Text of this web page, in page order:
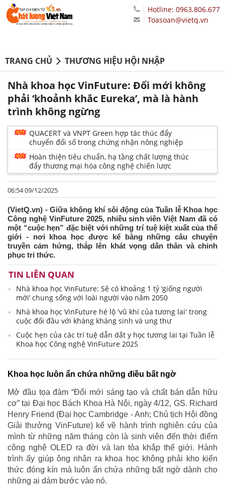
Hotline: 0963.806.677
Toasoan@vietq.vn
TRANG CHỦ THƯƠNG HIỆU HỘI NHẬP
Nhà khoa học VinFuture: Đổi mới không
phải ‘khoảnh khắc Eureka’, mà là hành
trình không ngừng
QUACERT và VNPT Green hợp tác thúc đẩy
chuyển đổi số trong chứng nhận nông nghiệp
Hoàn thiện tiêu chuẩn, hạ tầng chất lượng thúc
đẩy thương mại hóa công nghệ chiến lược
06:54 09/12/2025
(VietQ.vn) - Giữa không khí sôi động của Tuần lễ Khoa học
Công nghệ VinFuture 2025, nhiều sinh viên Việt Nam đã có
một “cuộc hẹn” đặc biệt với những trí tuệ kiệt xuất của thế
giới - nơi khoa học được kể bằng những câu chuyện
truyền cảm hứng, thắp lên khát vọng dấn thân và chinh
phục tri thức.
TIN LIÊN QUAN
Nhà khoa học VinFuture: Sẽ có khoảng 1 tỷ ‘giống người
mới’ chung sống với loài người vào năm 2050
Nhà khoa học VinFuture hé lộ 'vũ khí của tương lai' trong
cuộc đối đầu với kháng kháng sinh và ung thư
Cuộc hẹn của các trí tuệ dẫn dắt y học tương lai tại Tuần lễ
Khoa học Công nghệ VinFuture 2025
Khoa học luôn ẩn chứa những điều bất ngờ
Mở đầu tọa đàm “Đổi mới sáng tạo và chất bán dẫn hữu
cơ” tại Đại học Bách Khoa Hà Nội, ngày 4/12, GS. Richard
Henry Friend (Đại học Cambridge - Anh; Chủ tịch Hội đồng
Giải thưởng VinFuture) kể về hành trình nghiên cứu của
mình từ những năm tháng còn là sinh viên đến thời điểm
công nghệ OLED ra đời và lan tỏa khắp thế giới. Hành
trình ấy giúp ông nhận ra khoa học không phải kho kiến
thức đóng kín mà luôn ẩn chứa những bất ngờ dành cho
những ai dám bước vào nó.